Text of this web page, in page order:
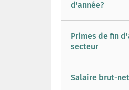
d'année?
Primes de fin
secteur
Salaire brut-net